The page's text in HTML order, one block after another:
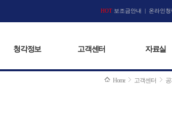
HOT 보조금안내 | 온라인
청각정보 고객센터 자료실
고객센터 자료실
Home 고객센터